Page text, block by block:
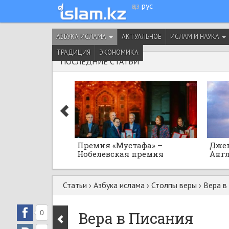
қаз рус
АЗБУКА ИСЛАМА АКТУАЛЬНОЕ
ИСЛАМ И НАУКА
ТРАДИЦИЯ
ЭКОНОМИКА
ПОСЛЕДНИЕ СТАТЬИ
Премия «Мустафа» –
Нобелевская премия
Статьи › Азбука ислама › Столпы веры › Вера
Вера в Писания
0